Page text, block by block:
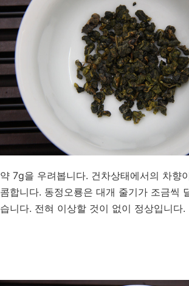
약 7g을 우려봅니다. 건차상태에서의 차향
콤합니다. 동정오룡은 대개 줄기가 조금씩
습니다. 전혀 이상할 것이 없이 정상입니다.